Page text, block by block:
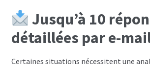
Jusqu’à 10
détaillées par e-
Certaines situations nécessitent une